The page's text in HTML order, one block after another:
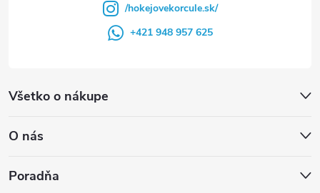
Všetko o nákupe
O nás
Poradňa
/hokejovekorcule.sk/
+421 948 957 625